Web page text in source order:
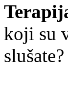
koji su
slušate?